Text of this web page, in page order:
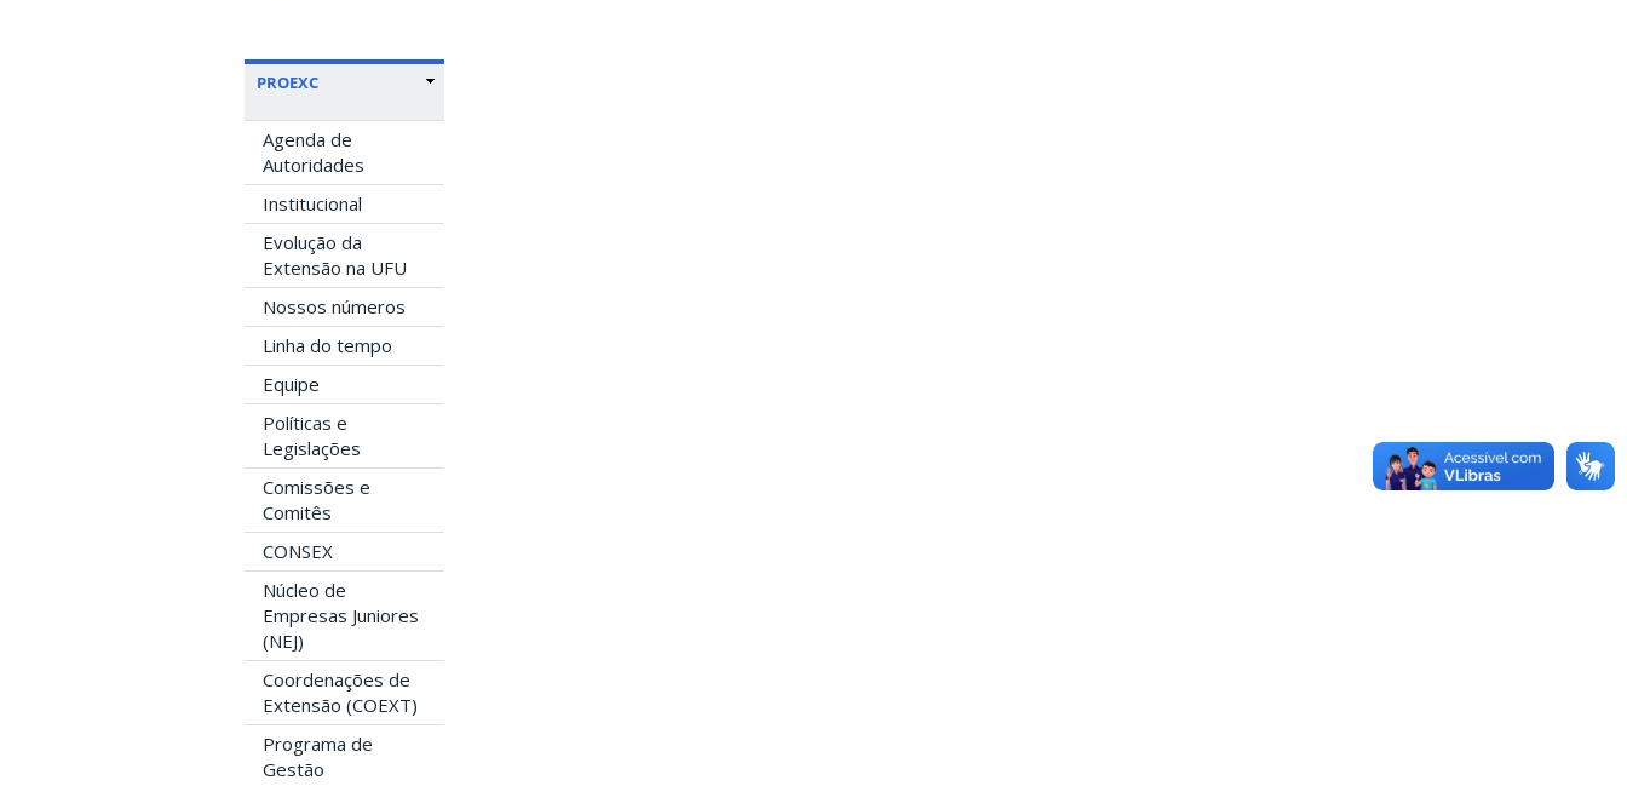
PROEXC
Agenda de
Autoridades
Institucional
Evolução da
Extensão na UFU
Nossos números
Linha do tempo
Equipe
Políticas e
Legislações
Comissões e
Comitês
CONSEX
Núcleo de
Empresas Juniores
(NEJ)
Coordenações de
Extensão (COEXT)
Programa de
Gestão